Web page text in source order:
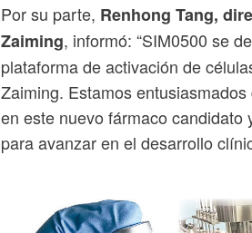
Por su parte, Renhong Tang,
Zaiming, informó: “SIM0500 se
plataforma de activación de
Zaiming. Estamos
en este nuevo fármaco candidato
para avanzar en el desarrollo